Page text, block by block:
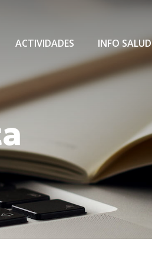
ACTIVIDADES INFO SALUD